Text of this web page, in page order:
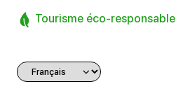
Tourisme éco-responsable